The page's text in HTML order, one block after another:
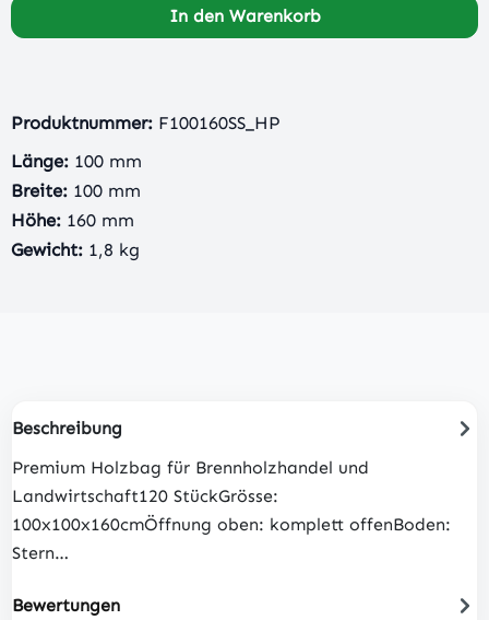
In den Warenkorb
Produktnummer: F100160SS_HP
Länge: 100 mm
Breite: 100 mm
Höhe: 160 mm
Gewicht: 1,8 kg
Beschreibung
Premium Holzbag für Brennholzhandel und
Landwirtschaft120 StückGrösse:
100x100x160cmÖffnung oben: komplett offenBoden:
Stern…
Bewertungen